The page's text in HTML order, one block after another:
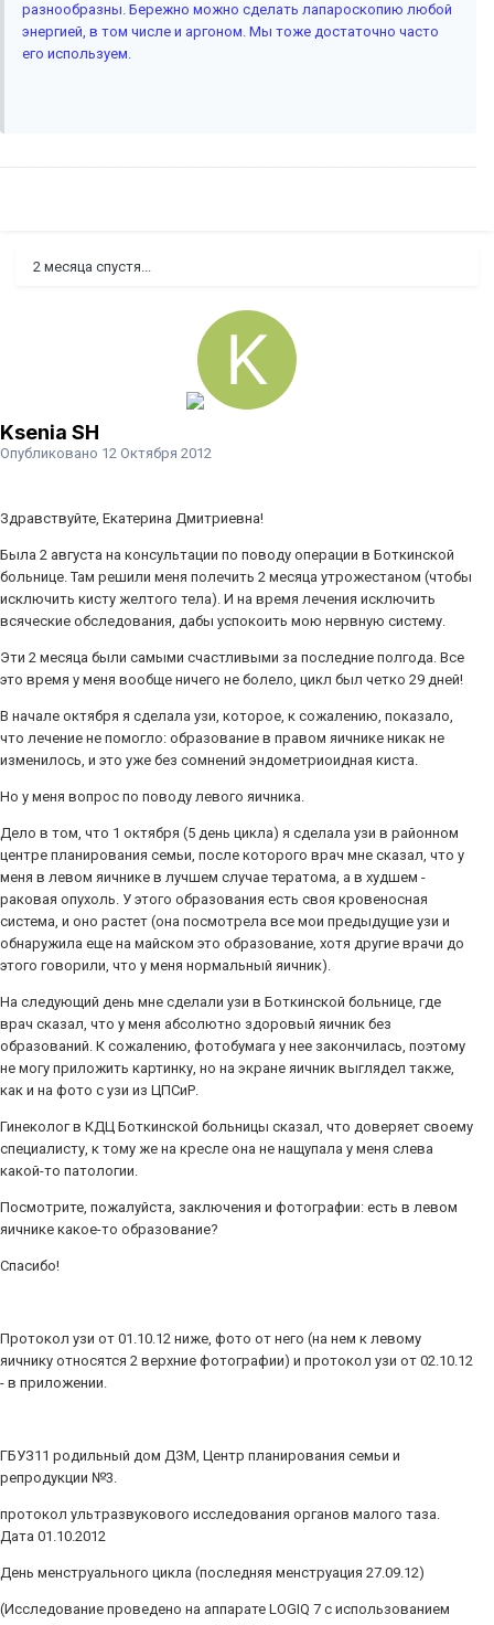
разнообразны. Бережно можно сделать лапароскопию любой
энергией, в том числе и аргоном. Мы тоже достаточно часто
его используем.
2 месяца спустя...
Ksenia SH
Опубликовано 12 Октября 2012
Здравствуйте, Екатерина Дмитриевна!
Была 2 августа на консультации по поводу операции в Боткинской
больнице. Там решили меня полечить 2 месяца утрожестаном (чтобы
исключить кисту желтого тела). И на время лечения исключить
всяческие обследования, дабы успокоить мою нервную систему.
Эти 2 месяца были самыми счастливыми за последние полгода. Все
это время у меня вообще ничего не болело, цикл был четко 29 дней!
В начале октября я сделала узи, которое, к сожалению, показало,
что лечение не помогло: образование в правом яичнике никак не
изменилось, и это уже без сомнений эндометриоидная киста.
Но у меня вопрос по поводу левого яичника.
Дело в том, что 1 октября (5 день цикла) я сделала узи в районном
центре планирования семьи, после которого врач мне сказал, что у
меня в левом яичнике в лучшем случае тератома, а в худшем -
раковая опухоль. У этого образования есть своя кровеносная
система, и оно растет (она посмотрела все мои предыдущие узи и
обнаружила еще на майском это образование, хотя другие врачи до
этого говорили, что у меня нормальный яичник).
На следующий день мне сделали узи в Боткинской больнице, где
врач сказал, что у меня абсолютно здоровый яичник без
образований. К сожалению, фотобумага у нее закончилась, поэтому
не могу приложить картинку, но на экране яичник выглядел также,
как и на фото с узи из ЦПСиР.
Гинеколог в КДЦ Боткинской больницы сказал, что доверяет своему
специалисту, к тому же на кресле она не нащупала у меня слева
какой-то патологии.
Посмотрите, пожалуйста, заключения и фотографии: есть в левом
яичнике какое-то образование?
Спасибо!
Протокол узи от 01.10.12 ниже, фото от него (на нем к левому
яичнику относятся 2 верхние фотографии) и протокол узи от 02.10.12
- в приложении.
ГБУЗ11 родильный дом ДЗМ, Центр планирования семьи и
репродукции №3.
протокол ультразвукового исследования органов малого таза.
Дата 01.10.2012
День менструального цикла (последняя менструация 27.09.12)
(Исследование проведено на аппарате LOGIQ 7 с использованием